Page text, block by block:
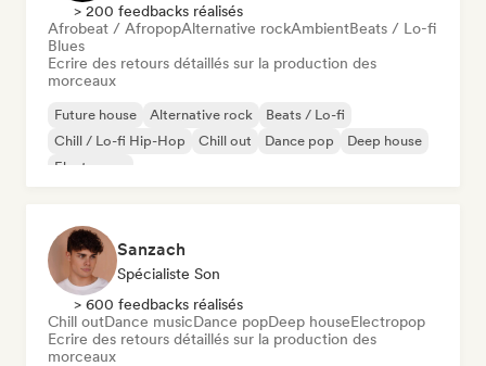
> 200 feedbacks réalisés
Afrobeat / AfropopAlternative rockAmbientBeats / Lo-fi
Blues
Ecrire des retours détaillés sur la production des
morceaux
Future house Alternative rock
Beats / Lo-fi
Chill / Lo-fi Hip-Hop
Chill out Dance pop
Deep house
Electropop
Sanzach
Spécialiste Son
> 600 feedbacks réalisés
Chill outDance musicDance popDeep houseElectropop
Ecrire des retours détaillés sur la production des
morceaux